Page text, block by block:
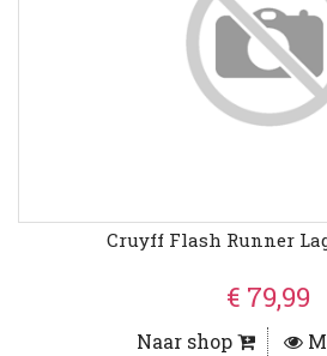
Cruyff Flash Runner
€ 79,99
Naar shop